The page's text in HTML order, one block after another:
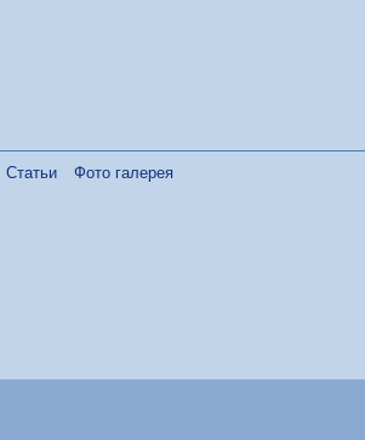
Статьи Фото галерея